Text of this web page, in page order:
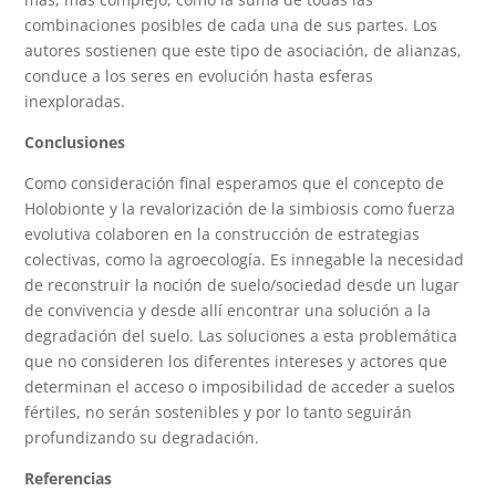
combinaciones posibles de cada una de sus partes. Los
autores sostienen que este tipo de asociación, de alianzas,
conduce a los seres en evolución hasta esferas
inexploradas.
Conclusiones
Como consideración final esperamos que el concepto de
Holobionte y la revalorización de la simbiosis como fuerza
evolutiva colaboren en la construcción de estrategias
colectivas, como la agroecología. Es innegable la necesidad
de reconstruir la noción de suelo/sociedad desde un lugar
de convivencia y desde allí encontrar una solución a la
degradación del suelo. Las soluciones a esta problemática
que no consideren los diferentes intereses y actores que
determinan el acceso o imposibilidad de acceder a suelos
fértiles, no serán sostenibles y por lo tanto seguirán
profundizando su degradación.
Referencias